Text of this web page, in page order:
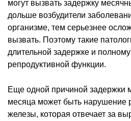
могут вызвать задержку
дольше возбудители
организме, тем серьезнее
вызвать. Поэтому такие
длительной задержке и
репродуктивной функции.
Еще одной причиной задержки
месяца может быть нарушение
железы, которая отвечает за